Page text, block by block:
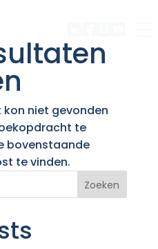
kon niet gevonden
te
bovenstaande
te vinden.
Zoeken